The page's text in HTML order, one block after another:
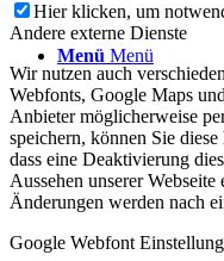
Menü Menü
Hier klicken, um
Andere externe Dienste
Wir nutzen auch
Webfonts, Google Maps
Anbieter möglicherweise
speichern, können Sie
dass eine Deaktivierung
Aussehen unserer
Änderungen werden nach
Google Webfont